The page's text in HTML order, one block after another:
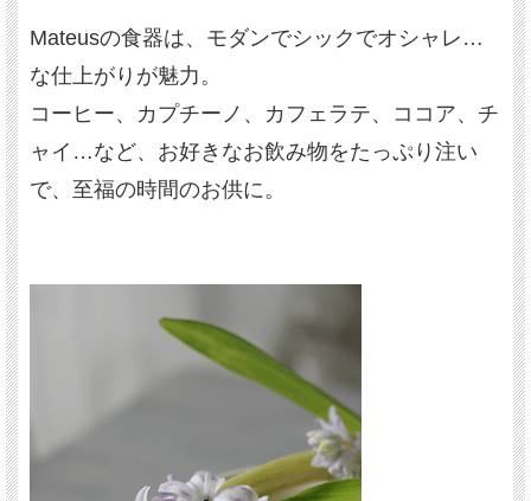
Mateusの食器は、モダンでシックでオシャレ…
な仕上がりが魅力。
コーヒー、カプチーノ、カフェラテ、ココア、チ
ャイ…など、お好きなお飲み物をたっぷり注い
で、至福の時間のお供に。